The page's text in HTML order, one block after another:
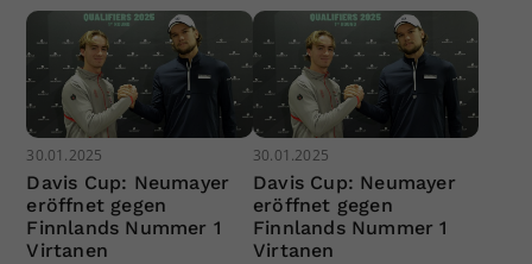
30.01.2025
Davis Cup: Neumayer
eröffnet gegen
Finnlands Nummer 1
Virtanen
30.01.2025
Davis Cup: Neumayer
eröffnet gegen
Finnlands Nummer 1
Virtanen